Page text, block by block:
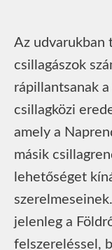
Az udvarukban
csillagászok
rápillantsanak
csillagközi
amely a
másik
lehetőséget
jelenleg a
felszereléssel,